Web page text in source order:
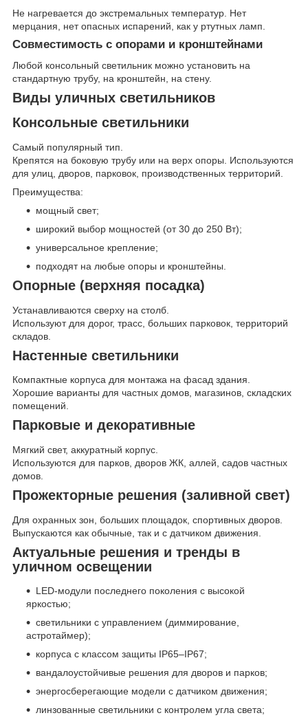
Не нагревается до экстремальных температур. Нет
мерцания, нет опасных испарений, как у ртутных ламп.
Совместимость с опорами и кронштейнами
Любой консольный светильник можно установить на
стандартную трубу, на кронштейн, на стену.
Виды уличных светильников
Консольные светильники
Самый популярный тип.
Крепятся на боковую трубу или на верх опоры. Используются
для улиц, дворов, парковок, производственных территорий.
Преимущества:
мощный свет;
широкий выбор мощностей (от 30 до 250 Вт);
универсальное крепление;
подходят на любые опоры и кронштейны.
Опорные (верхняя посадка)
Устанавливаются сверху на столб.
Используют для дорог, трасс, больших парковок, территорий
складов.
Настенные светильники
Компактные корпуса для монтажа на фасад здания.
Хорошие варианты для частных домов, магазинов, складских
помещений.
Парковые и декоративные
Мягкий свет, аккуратный корпус.
Используются для парков, дворов ЖК, аллей, садов частных
домов.
Прожекторные решения (заливной свет)
Для охранных зон, больших площадок, спортивных дворов.
Выпускаются как обычные, так и с датчиком движения.
Актуальные решения и тренды в
уличном освещении
LED-модули последнего поколения с высокой
яркостью;
светильники с управлением (диммирование,
астротаймер);
корпуса с классом защиты IP65–IP67;
вандалоустойчивые решения для дворов и парков;
энергосберегающие модели с датчиком движения;
линзованные светильники с контролем угла света;